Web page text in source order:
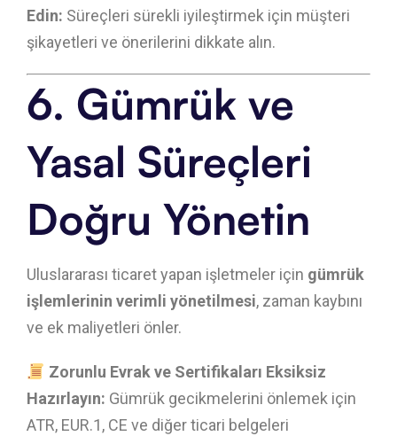
Edin: Süreçleri sürekli iyileştirmek için müşteri
şikayetleri ve önerilerini dikkate alın.
6. Gümrük ve
Yasal Süreçleri
Doğru Yönetin
Uluslararası ticaret yapan işletmeler için gümrük
işlemlerinin verimli yönetilmesi, zaman kaybını
ve ek maliyetleri önler.
Zorunlu Evrak ve Sertifikaları Eksiksiz
Hazırlayın: Gümrük gecikmelerini önlemek için
ATR, EUR.1, CE ve diğer ticari belgeleri